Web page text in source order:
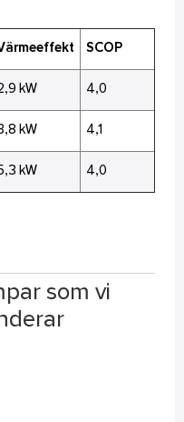
SCOP
kW 4,0
kW 4,1
kW 4,0
som vi